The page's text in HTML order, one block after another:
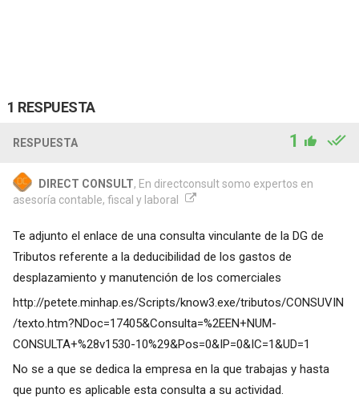
1 RESPUESTA
RESPUESTA 1
DIRECT CONSULT, En directconsult somo expertos en
asesoría contable, fiscal y laboral
Te adjunto el enlace de una consulta vinculante de la DG de
Tributos referente a la deducibilidad de los gastos de
desplazamiento y manutención de los comerciales
http://petete.minhap.es/Scripts/know3.exe/tributos/CONSUVIN
/texto.htm?NDoc=17405&Consulta=%2EEN+NUM-
CONSULTA+%28v1530-10%29&Pos=0&IP=0&IC=1&UD=1
No se a que se dedica la empresa en la que trabajas y hasta
que punto es aplicable esta consulta a su actividad.